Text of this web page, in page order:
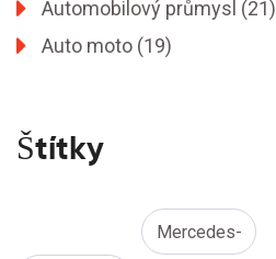
Automobilový průmysl (21)
Auto moto (19)
Štítky
Mercedes-